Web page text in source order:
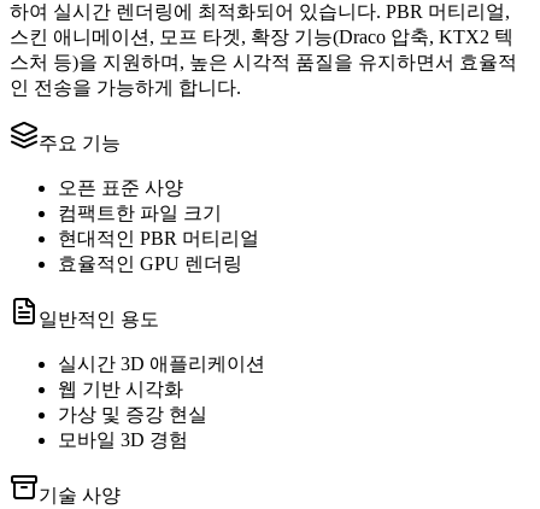
하여 실시간 렌더링에 최적화되어 있습니다. PBR 머티리얼,
스킨 애니메이션, 모프 타겟, 확장 기능(Draco 압축, KTX2 텍
스처 등)을 지원하며, 높은 시각적 품질을 유지하면서 효율적
인 전송을 가능하게 합니다.
주요 기능
오픈 표준 사양
컴팩트한 파일 크기
현대적인 PBR 머티리얼
효율적인 GPU 렌더링
일반적인 용도
실시간 3D 애플리케이션
웹 기반 시각화
가상 및 증강 현실
모바일 3D 경험
기술 사양